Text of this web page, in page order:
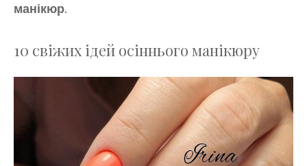
манікюр.
10 свіжих ідей осіннього манікюру